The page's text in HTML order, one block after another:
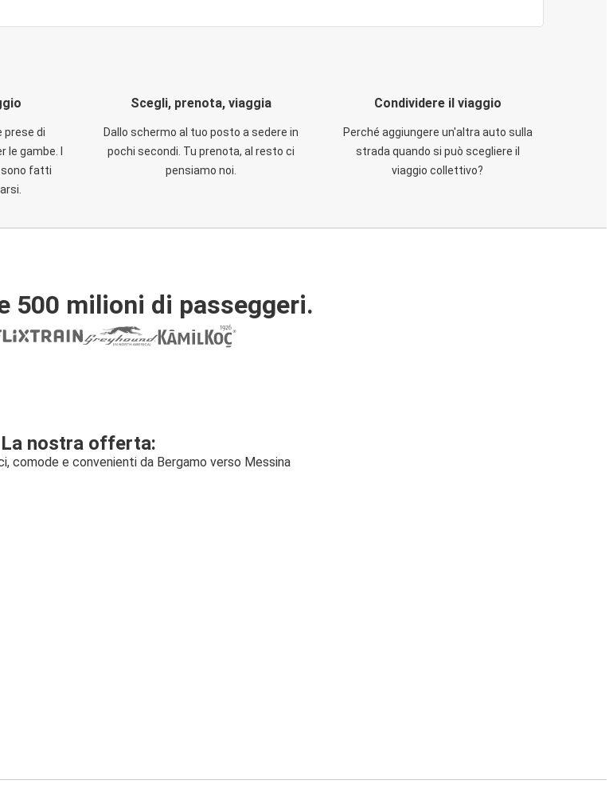
prese di
gambe. I
fatti
Scegli, prenota, viaggia
Dallo schermo al tuo posto a sedere in
pochi secondi. Tu prenota, al resto ci
pensiamo noi.
Condividere il viaggio
Perché aggiungere un'altra auto sulla
strada quando si può scegliere il
viaggio collettivo?
500 milioni di passeggeri.
La nostra offerta:
comode e convenienti da Bergamo verso Messina